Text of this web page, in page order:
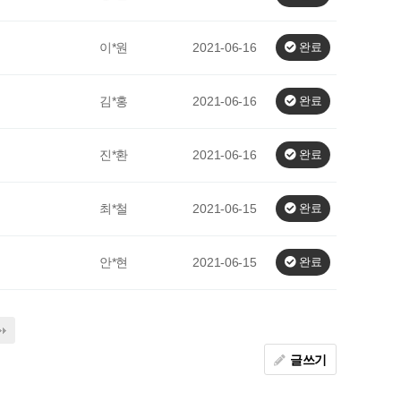
이*원 2021-06-16 완료
김*홍 2021-06-16 완료
진*환 2021-06-16 완료
최*철 2021-06-15 완료
안*현 2021-06-15 완료
글쓰기